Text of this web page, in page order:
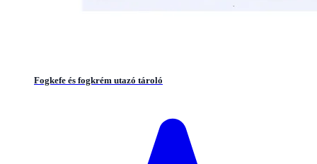
Fogkefe és fogkrém utazó tároló